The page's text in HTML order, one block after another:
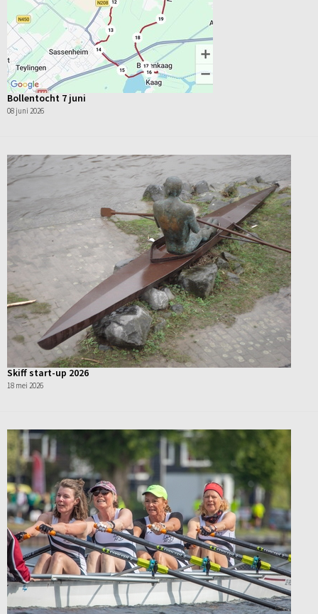
Bollentocht 7 juni
08 juni 2026
Skiff start-up 2026
18 mei 2026